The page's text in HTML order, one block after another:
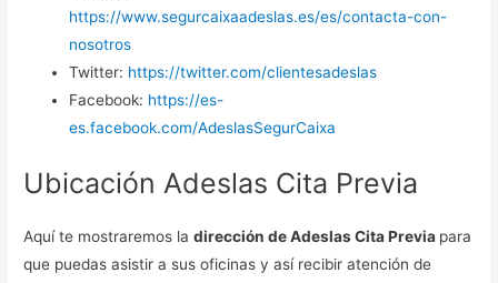
https://www.segurcaixaadeslas.es/es/contacta-con-
nosotros
Twitter: https://twitter.com/clientesadeslas
Facebook: https://es-
es.facebook.com/AdeslasSegurCaixa
Ubicación Adeslas Cita Previa
Aquí te mostraremos ladirección de Adeslas Cita Previa para
que puedas asistir a sus oficinas y así recibir atención de